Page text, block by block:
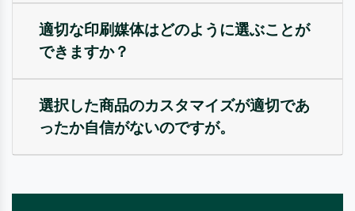
適切な印刷媒体はどのように選ぶことが
できますか？
選択した商品のカスタマイズが適切であ
ったか自信がないのですが。